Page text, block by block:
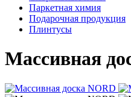
Паркетная химия
Подарочная продукция
Плинтусы
Массивная